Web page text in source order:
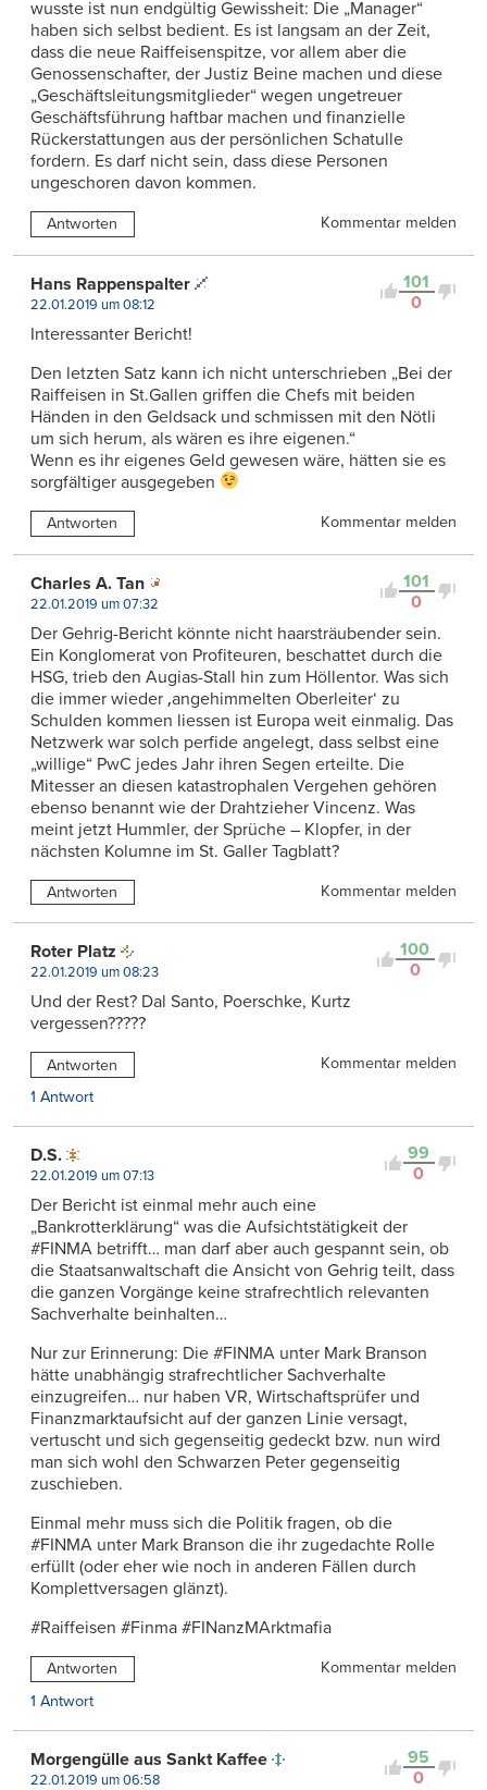
wusste ist nun endgültig Gewissheit: Die „Manager“
haben sich selbst bedient. Es ist langsam an der Zeit,
dass die neue Raiffeisenspitze, vor allem aber die
Genossenschafter, der Justiz Beine machen und diese
„Geschäftsleitungsmitglieder“ wegen ungetreuer
Geschäftsführung haftbar machen und finanzielle
Rückerstattungen aus der persönlichen Schatulle
fordern. Es darf nicht sein, dass diese Personen
ungeschoren davon kommen.
Antworten Kommentar melden
101
0
Hans Rappenspalter
22.01.2019 um 08:12
Interessanter Bericht!
Den letzten Satz kann ich nicht unterschrieben „Bei der
Raiffeisen in St.Gallen griffen die Chefs mit beiden
Händen in den Geldsack und schmissen mit den Nötli
um sich herum, als wären es ihre eigenen.“
Wenn es ihr eigenes Geld gewesen wäre, hätten sie es
sorgfältiger ausgegeben
Antworten Kommentar melden
101
0
Charles A. Tan
22.01.2019 um 07:32
Der Gehrig-Bericht könnte nicht haarsträubender sein.
Ein Konglomerat von Profiteuren, beschattet durch die
HSG, trieb den Augias-Stall hin zum Höllentor. Was sich
die immer wieder ‚angehimmelten Oberleiter‘ zu
Schulden kommen liessen ist Europa weit einmalig. Das
Netzwerk war solch perfide angelegt, dass selbst eine
„willige“ PwC jedes Jahr ihren Segen erteilte. Die
Mitesser an diesen katastrophalen Vergehen gehören
ebenso benannt wie der Drahtzieher Vincenz. Was
meint jetzt Hummler, der Sprüche – Klopfer, in der
nächsten Kolumne im St. Galler Tagblatt?
Antworten Kommentar melden
100
0
Roter Platz
22.01.2019 um 08:23
Und der Rest? Dal Santo, Poerschke, Kurtz
vergessen?????
Antworten
Kommentar melden
1 Antwort
99
0
D.S.
22.01.2019 um 07:13
Der Bericht ist einmal mehr auch eine
„Bankrotterklärung“ was die Aufsichtstätigkeit der
#FINMA betrifft… man darf aber auch gespannt sein, ob
die Staatsanwaltschaft die Ansicht von Gehrig teilt, dass
die ganzen Vorgänge keine strafrechtlich relevanten
Sachverhalte beinhalten…
Nur zur Erinnerung: Die #FINMA unter Mark Branson
hätte unabhängig strafrechtlicher Sachverhalte
einzugreifen… nur haben VR, Wirtschaftsprüfer und
Finanzmarktaufsicht auf der ganzen Linie versagt,
vertuscht und sich gegenseitig gedeckt bzw. nun wird
man sich wohl den Schwarzen Peter gegenseitig
zuschieben.
Einmal mehr muss sich die Politik fragen, ob die
#FINMA unter Mark Branson die ihr zugedachte Rolle
erfüllt (oder eher wie noch in anderen Fällen durch
Komplettversagen glänzt).
#Raiffeisen #Finma #FINanzMArktmafia
Antworten
Kommentar melden
1 Antwort
95
0
Morgengülle aus Sankt Kaffee
22.01.2019 um 06:58